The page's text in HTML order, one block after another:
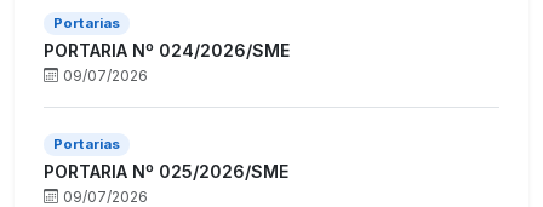
Portarias
PORTARIA Nº 024/2026/SME
09/07/2026
Portarias
PORTARIA Nº 025/2026/SME
09/07/2026